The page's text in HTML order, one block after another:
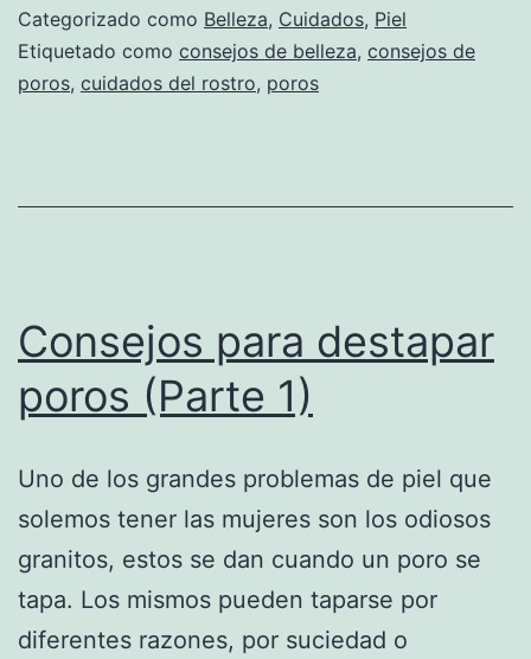
Categorizado como Belleza, Cuidados, Piel
Etiquetado como consejos de belleza, consejos de
poros, cuidados del rostro, poros
Consejos para destapar
poros (Parte 1)
Uno de los grandes problemas de piel que
solemos tener las mujeres son los odiosos
granitos, estos se dan cuando un poro se
tapa. Los mismos pueden taparse por
diferentes razones, por suciedad o